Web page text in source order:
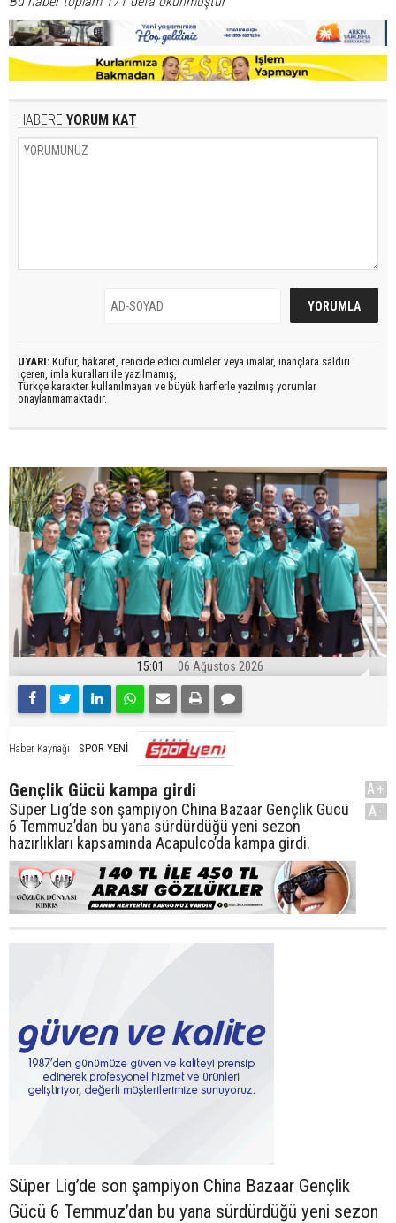
HABERE YORUM KAT
UYARI: Küfür, hakaret, rencide edici cümleler veya imalar, inançlara saldırı
içeren, imla kuralları ile yazılmamış,
Türkçe karakter kullanılmayan ve büyük harflerle yazılmış yorumlar
onaylanmamaktadır.
15:01 06 Ağustos 2026
Haber Kaynağı SPOR YENİ
Gençlik Gücü kampa girdi
Süper Lig’de son şampiyon China Bazaar Gençlik Gücü
6 Temmuz’dan bu yana sürdürdüğü yeni sezon
hazırlıkları kapsamında Acapulco’da kampa girdi.
A+
A-
Süper Lig’de son şampiyon China Bazaar Gençlik
Gücü 6 Temmuz’dan bu yana sürdürdüğü yeni sezon